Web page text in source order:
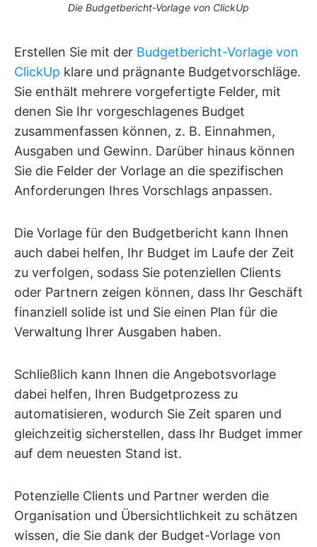
Die Budgetbericht-Vorlage von ClickUp
Erstellen Sie mit der Budgetbericht-Vorlage von
ClickUp klare und prägnante Budgetvorschläge.
Sie enthält mehrere vorgefertigte Felder, mit
denen Sie Ihr vorgeschlagenes Budget
zusammenfassen können, z. B. Einnahmen,
Ausgaben und Gewinn. Darüber hinaus können
Sie die Felder der Vorlage an die spezifischen
Anforderungen Ihres Vorschlags anpassen.
Die Vorlage für den Budgetbericht kann Ihnen
auch dabei helfen, Ihr Budget im Laufe der Zeit
zu verfolgen, sodass Sie potenziellen Clients
oder Partnern zeigen können, dass Ihr Geschäft
finanziell solide ist und Sie einen Plan für die
Verwaltung Ihrer Ausgaben haben.
Schließlich kann Ihnen die Angebotsvorlage
dabei helfen, Ihren Budgetprozess zu
automatisieren, wodurch Sie Zeit sparen und
gleichzeitig sicherstellen, dass Ihr Budget immer
auf dem neuesten Stand ist.
Potenzielle Clients und Partner werden die
Organisation und Übersichtlichkeit zu schätzen
wissen, die Sie dank der Budget-Vorlage von